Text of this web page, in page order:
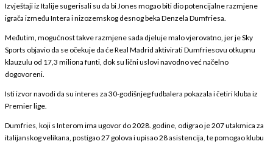
Izvještaji iz Italije sugerisali su da bi Jones mogao biti dio potencijalne razmjene
igrača između Intera i nizozemskog desnog beka Denzela Dumfriesa.
Međutim, mogućnost takve razmjene sada djeluje malo vjerovatno, jer je Sky
Sports objavio da se očekuje da će Real Madrid aktivirati Dumfriesovu otkupnu
klauzulu od 17,3 miliona funti, dok su lični uslovi navodno već načelno
dogovoreni.
Isti izvor navodi da su interes za 30-godišnjeg fudbalera pokazala i četiri kluba iz
Premier lige.
Dumfries, koji s Interom ima ugovor do 2028. godine, odigrao je 207 utakmica za
italijanskog velikana, postigao 27 golova i upisao 28 asistencija, te pomogao klubu